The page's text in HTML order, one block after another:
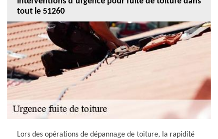
tout le 51260
Lors des opérations de dépannage de toiture, la rapidité